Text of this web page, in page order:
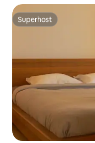
Superhost
Superhost